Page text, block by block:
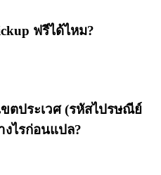
ฟรีได้ไหม?
ตประเวศ (รหัสไปรษณีย์
งไรก่อนแปล?